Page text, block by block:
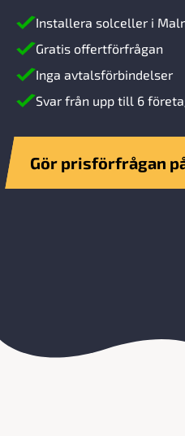
Installera solceller i
Gratis offertförfrågan
Inga avtalsförbindelser
Svar från upp till 6
Gör prisförfrågan